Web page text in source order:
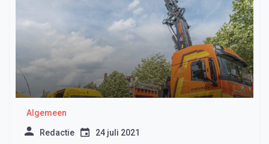
Algemeen
Redactie 24 juli 2021